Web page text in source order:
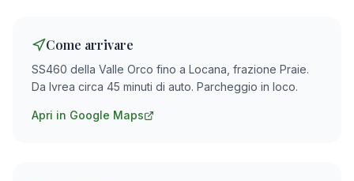
Come arrivare
SS460 della Valle Orco fino a Locana, frazione Praie.
Da Ivrea circa 45 minuti di auto. Parcheggio in loco.
Apri in Google Maps